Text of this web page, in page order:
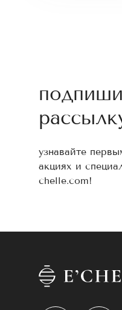
узнавайте
акциях и
chelle.com!